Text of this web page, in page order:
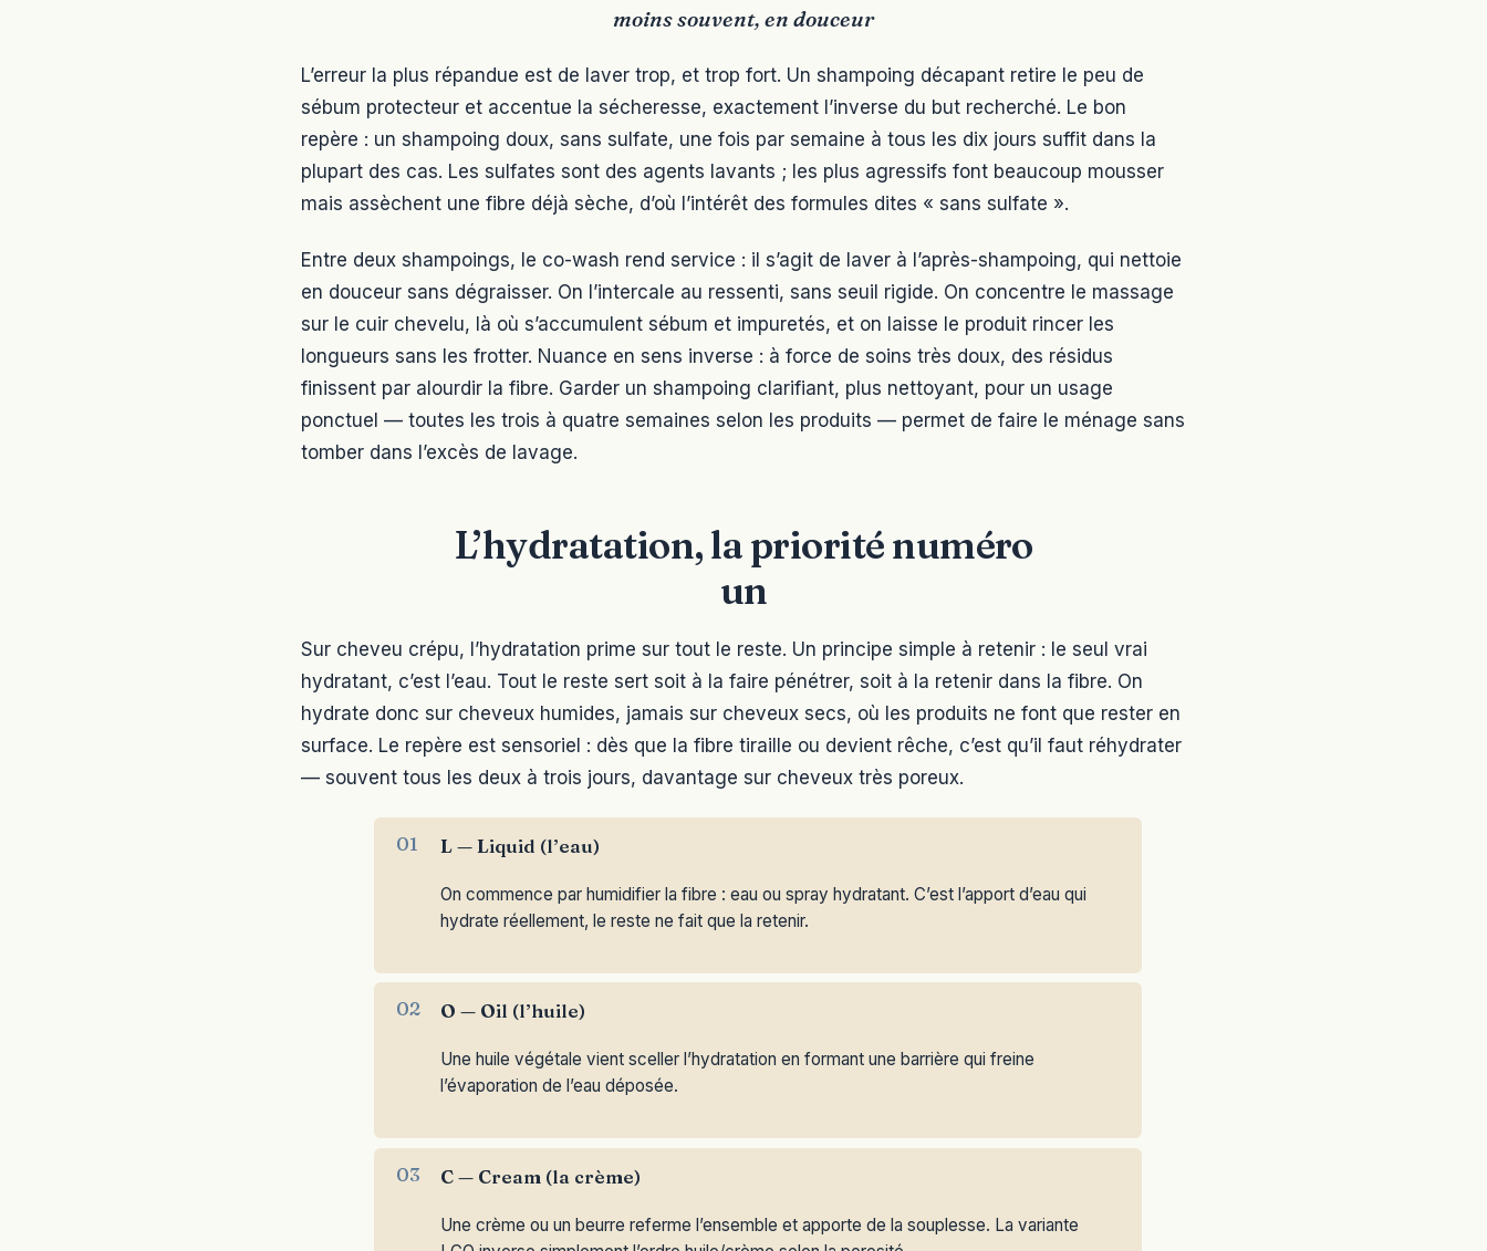
moins souvent, en douceur
L’erreur la plus répandue est de laver trop, et trop fort. Un shampoing décapant retire le peu de
sébum protecteur et accentue la sécheresse, exactement l’inverse du but recherché. Le bon
repère : un shampoing doux, sans sulfate, une fois par semaine à tous les dix jours suffit dans la
plupart des cas. Les sulfates sont des agents lavants ; les plus agressifs font beaucoup mousser
mais assèchent une fibre déjà sèche, d’où l’intérêt des formules dites « sans sulfate ».
Entre deux shampoings, le co-wash rend service : il s’agit de laver à l’après-shampoing, qui nettoie
en douceur sans dégraisser. On l’intercale au ressenti, sans seuil rigide. On concentre le massage
sur le cuir chevelu, là où s’accumulent sébum et impuretés, et on laisse le produit rincer les
longueurs sans les frotter. Nuance en sens inverse : à force de soins très doux, des résidus
finissent par alourdir la fibre. Garder un shampoing clarifiant, plus nettoyant, pour un usage
ponctuel — toutes les trois à quatre semaines selon les produits — permet de faire le ménage sans
tomber dans l’excès de lavage.
L’hydratation, la priorité numéro
un
Sur cheveu crépu, l’hydratation prime sur tout le reste. Un principe simple à retenir : le seul vrai
hydratant, c’est l’eau. Tout le reste sert soit à la faire pénétrer, soit à la retenir dans la fibre. On
hydrate donc sur cheveux humides, jamais sur cheveux secs, où les produits ne font que rester en
surface. Le repère est sensoriel : dès que la fibre tiraille ou devient rêche, c’est qu’il faut réhydrater
— souvent tous les deux à trois jours, davantage sur cheveux très poreux.
L — Liquid (l’eau)
On commence par humidifier la fibre : eau ou spray hydratant. C’est l’apport d’eau qui
hydrate réellement, le reste ne fait que la retenir.
O — Oil (l’huile)
Une huile végétale vient sceller l’hydratation en formant une barrière qui freine
l’évaporation de l’eau déposée.
C — Cream (la crème)
Une crème ou un beurre referme l’ensemble et apporte de la souplesse. La variante